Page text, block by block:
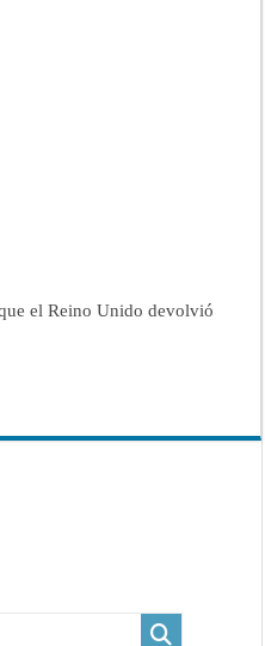
el Reino Unido devolvió